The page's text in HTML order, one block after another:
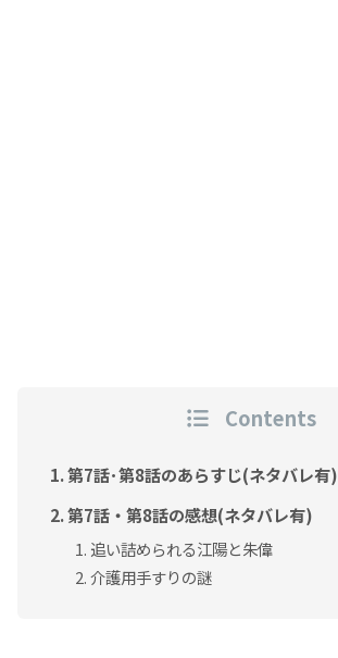
Contents
第7話･第8話のあらすじ(ネタバレ有)
第7話・第8話の感想(ネタバレ有)
追い詰められる江陽と朱偉
介護用手すりの謎